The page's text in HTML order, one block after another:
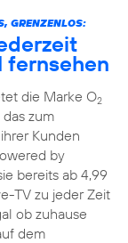
GRENZENLOS:
fernsehen
die Marke O2
zum
Kunden
by
bereits ab 4,99
TV zu jeder Zeit
ob zuhause
dem